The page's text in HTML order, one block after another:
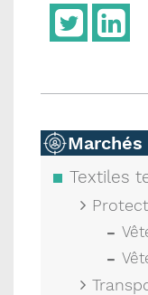
Marchés
Textiles